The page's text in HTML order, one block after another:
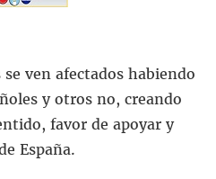
ven afectados habiendo
y otros no, creando
favor de apoyar y
España.